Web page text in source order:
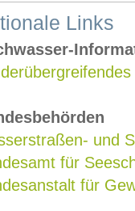
Links
und
für
für